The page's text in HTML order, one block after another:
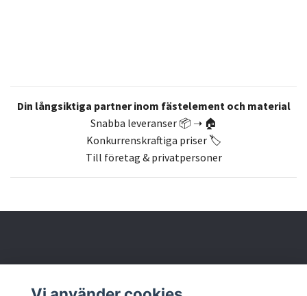
Din långsiktiga partner inom fästelement och material
Snabba leveranser 📦 ➝ 🏠
Konkurrenskraftiga priser 🏷️
Till företag & privatpersoner